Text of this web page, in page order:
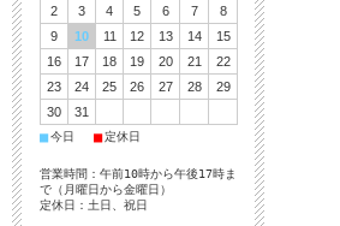
2
3 4 5 6 7
8
9
10 11 12 13 14
15
16
17 18 19 20 21
22
23
24 25 26 27 28
29
30
31
■今日 ■定休日
営業時間：午前10時から午後17時ま
で（月曜日から金曜日）
定休日：土日、祝日